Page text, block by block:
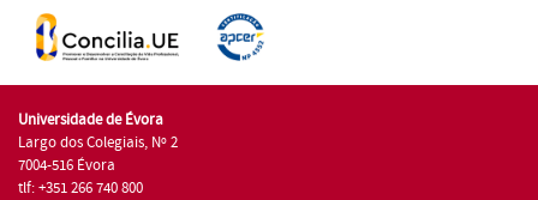
Universidade de Évora
Largo dos Colegiais, Nº 2
7004-516 Évora
tlf: +351 266 740 800